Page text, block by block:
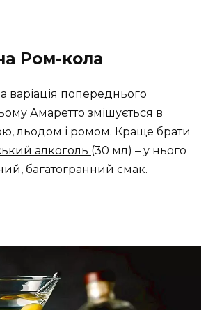
Ром-кола
варіація попереднього
Амаретто змішується в
льодом і ромом. Краще брати
алкоголь (30 мл) – у нього
багатогранний смак.